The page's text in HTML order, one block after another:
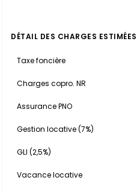
DÉTAIL DES CHARGES ESTIMÉES
Taxe foncière
Charges copro. NR
Assurance PNO
Gestion locative (7%)
GLI (2,5%)
Vacance locative